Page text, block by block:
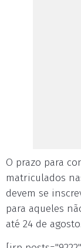
O prazo para
matriculados
devem se
para aqueles
até 24 de agosto.